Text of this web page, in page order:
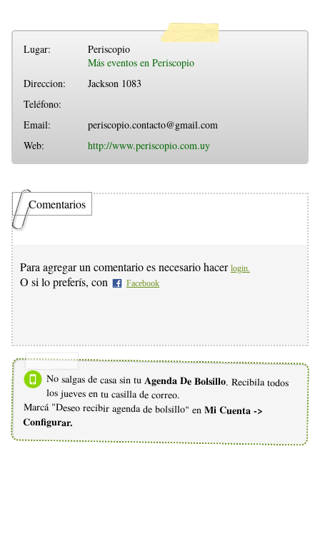
Lugar:
Periscopio
Más eventos en Periscopio
Direccion:
Jackson 1083
Teléfono:
Email:
periscopio.contacto@gmail.com
Web:
http://www.periscopio.com.uy
Comentarios
Para agregar un comentario es necesario hacer login.
O si lo preferís, con Facebook
No salgas de casa sin tu Agenda De Bolsillo. Recibila todos
los jueves en tu casilla de correo.
Marcá "Deseo recibir agenda de bolsillo" en Mi Cuenta ->
Configurar.